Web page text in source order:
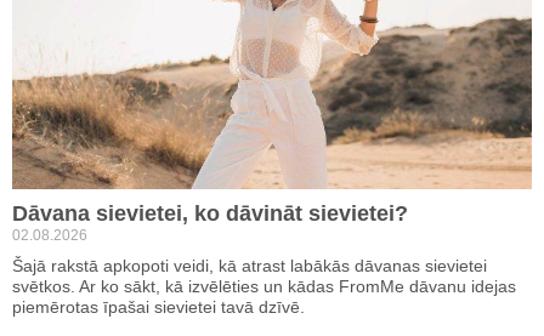
Dāvana sievietei, ko dāvināt sievietei?
02.08.2026
Šajā rakstā apkopoti veidi, kā atrast labākās dāvanas sievietei
svētkos. Ar ko sākt, kā izvēlēties un kādas FromMe dāvanu idejas
piemērotas īpašai sievietei tavā dzīvē.